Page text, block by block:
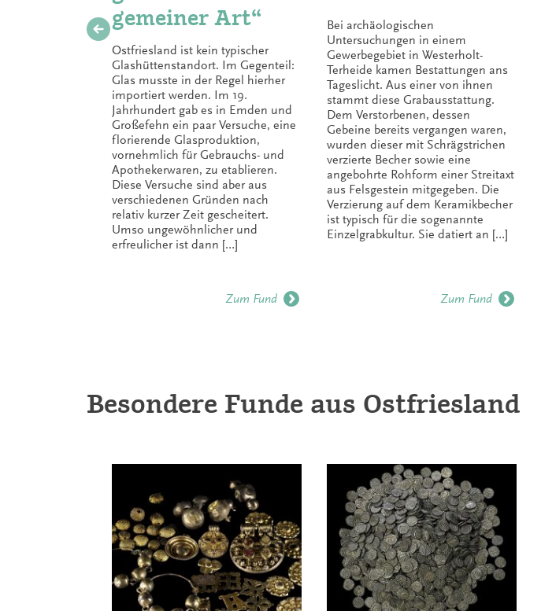
gemeiner Art“
Ostfriesland ist kein typischer
Glashüttenstandort. Im Gegenteil:
Glas musste in der Regel hierher
importiert werden. Im 19.
Jahrhundert gab es in Emden und
Großefehn ein paar Versuche, eine
florierende Glasproduktion,
vornehmlich für Gebrauchs- und
Apothekerwaren, zu etablieren.
Diese Versuche sind aber aus
verschiedenen Gründen nach
relativ kurzer Zeit gescheitert.
Umso ungewöhnlicher und
erfreulicher ist dann […]
Zum Fund
Bei archäologischen
Untersuchungen in einem
Gewerbegebiet in Westerholt-
Terheide kamen Bestattungen ans
Tageslicht. Aus einer von ihnen
stammt diese Grabausstattung.
Dem Verstorbenen, dessen
Gebeine bereits vergangen waren,
wurden dieser mit Schrägstrichen
verzierte Becher sowie eine
angebohrte Rohform einer Streitaxt
aus Felsgestein mitgegeben. Die
Verzierung auf dem Keramikbecher
ist typisch für die sogenannte
Einzelgrabkultur. Sie datiert an […]
Zum Fund
Besondere Funde aus Ostfriesland